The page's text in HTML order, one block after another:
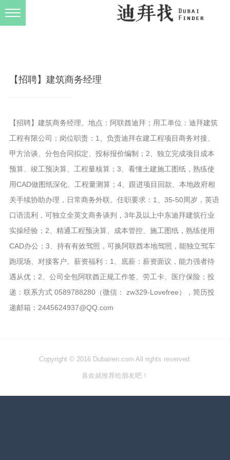
【招聘】建筑商务经理
【招聘】建筑商务经理。地点：阿联酋迪拜；用工单位：迪拜建筑
工程有限公司；岗位职责：1、负责迪拜在建工程项目商务对接、
甲方洽谈、分包合同拟定、投标报价编制；2、独立完成项目成本
预算、竣工预决算、工程量核算；3、看懂土建施工图纸，熟练使
用CAD做图纸深化、工程量测算；4、跟进项目回款、本地政府相
关手续协助办理，日常商务外联。任职要求：1、35-50周岁，英语
口语流利，可独立全英文商务谈判，3年及以上中东迪拜建筑行业
实操经验；2、精通工程预决算、成本管控、施工图纸，熟练使用
CAD办公；3、持有有效驾照，可换阿联酋本地驾照，能独立驾车
跑现场、对接客户。薪资福利：1、底薪：薪资面议，能力强者待
遇从优；2、公司全包阿联酋正规工作签、劳工卡、医疗保险；投
递：联系方式 0589788280（微信： zw329-Lovefree），简历投
递邮箱：2445624937@QQ.com
Copyright © 2016 Dubairen.com All rights reserved.
喜欢就推荐给朋友吧！